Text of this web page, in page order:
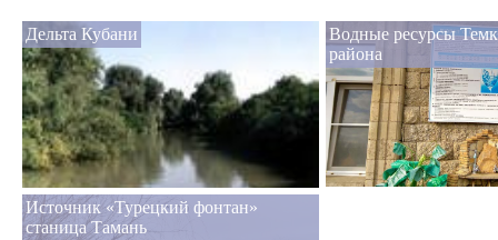
Дельта Кубани
Водные ресурсы
района
Источник «Турецкий фонтан»
станица Тамань